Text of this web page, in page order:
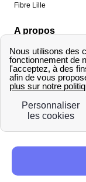
Fibre Lille
A propos
Qui sommes-nous ?
Informations de
Méthodologie de
Copyright ©
droits réservés